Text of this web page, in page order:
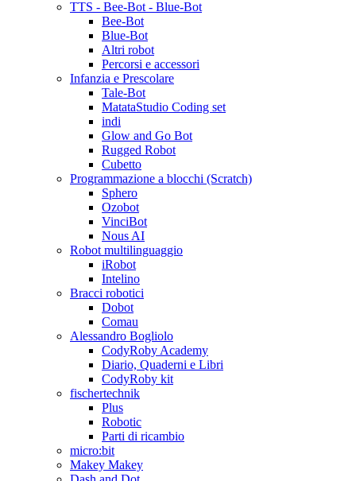
TTS - Bee-Bot - Blue-Bot
Bee-Bot
Blue-Bot
Altri robot
Percorsi e accessori
Infanzia e Prescolare
Tale-Bot
MatataStudio Coding set
indi
Glow and Go Bot
Rugged Robot
Cubetto
Programmazione a blocchi (Scratch)
Sphero
Ozobot
VinciBot
Nous AI
Robot multilinguaggio
iRobot
Intelino
Bracci robotici
Dobot
Comau
Alessandro Bogliolo
CodyRoby Academy
Diario, Quaderni e Libri
CodyRoby kit
fischertechnik
Plus
Robotic
Parti di ricambio
micro:bit
Makey Makey